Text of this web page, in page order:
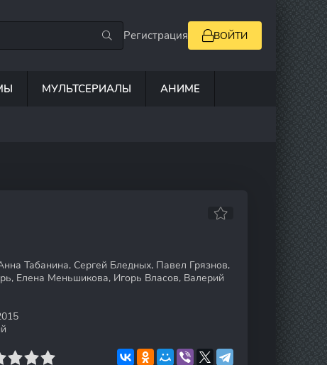
Регистрация ВОЙТИ
МУЛЬТСЕРИАЛЫ АНИМЕ
Табанина, Сергей Бледных, Павел Грязнов,
Елена Меньшикова, Игорь Власов, Валерий